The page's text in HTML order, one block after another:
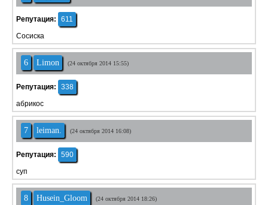
Репутация:
611
Сосиска
6 Limon (24 октября 2014 15:55)
Репутация:
338
абрикос
7 leiman. (24 октября 2014 16:08)
Репутация:
590
суп
8 Husein_Gloom (24 октября 2014 18:26)